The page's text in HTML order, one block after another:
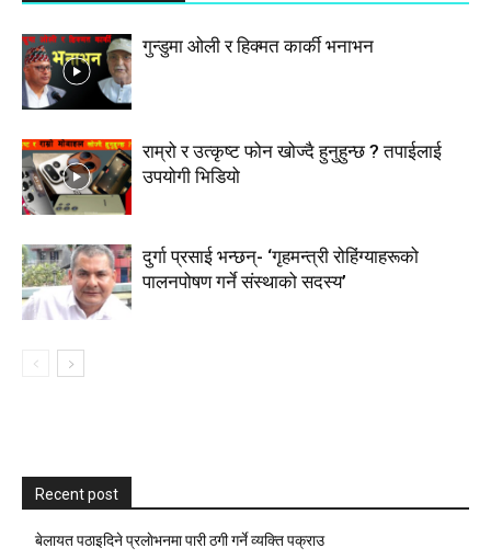
गुन्डुमा ओली र हिक्मत कार्की भनाभन
राम्रो र उत्कृष्ट फोन खोज्दै हुनुहुन्छ ? तपाईलाई
उपयोगी भिडियो
दुर्गा प्रसाई भन्छन्- ‘गृहमन्त्री रोहिंग्याहरूको
पालनपोषण गर्ने संस्थाको सदस्य’
Recent post
बेलायत पठाइदिने प्रलाेभनमा पारी ठगी गर्ने व्यक्ति पक्राउ